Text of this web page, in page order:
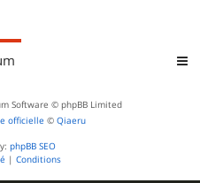
Software © phpBB Limited
officielle © Qiaeru
phpBB SEO
| Conditions